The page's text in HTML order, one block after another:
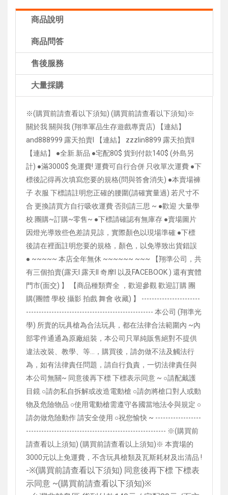
商品說明
商品問答
售後服務
大量採購
※(購買前請查看以下須知) (購買前請查看以下須知)※
關於我 關與我 (翔準軍品生存遊戲專賣店) 【連結】
and888999 露天拍賣I 【連結】 zzzlin8899 露天拍賣II
【連結】 ●全新.新品 ●宅配80$ 貨到付款140$ (外島另
計) ●滿3000$ 免運費! 運費可自行合併 只收單次運費 ●下
標後記得再次填寫您要的規格(問與答會消失) ●本賣場褲
子 衣服 下標請註明您正確的腰圍(請確實量過) 若尺寸不
合 更換請買方自行吸收運費 否則請三思 ~ ●歡迎 大量學
校.團購~訂購~零售~ ●下標請確認有無庫存 ●賣場圖片
因燈光導致些色差請見諒，實際顏色以現場準確 ●下標
後請在裡面註明您要的規格，顏色，以免導致出貨錯誤
● ~~~~~ 本店全年無休 ~~~~~~ ~~~ 【翔準公司，共
有三個拍賣(露天I 露天II 奇摩I 以及FACEBOOK ) 還有實體
門市(面交) 】 【商品種類齊全 ，歡迎參觀 歡迎訂購 團
購(團體 學校 攝影 拍戲 舞會 收藏) 】 -----------------------
-------------------------------------------------- 本公司 (翔準光
學) 所賣的玩具槍為合法玩具，都在法律合法範圍內 ~內
部零件通通為原廠組裝，本公司只單純販售絕對不提供
違法改裝、教學、等…，購買後，請勿做不法及觸法行
為，如有法律責任問題，請自行負責，一切法律責任與
本公司無關~ 同意後再下標 下標表示同意 ~ ○請配戴護
目鏡 ○請勿私自拆解或改造電動槍 ○請勿將槍口對人或動
物及危險物品 ○使用電動槍需遵守各國當地法令與規定 ○
請勿做危險動作 請安全使用 ○祝您愉快 ~ ------------------
------------------------------------------------------- ※(購買前
請查看以上須知) (購買前請查看以上須知)※ 本賣場的
3000元以上免運費，不含玩具槍類及瓦斯耗材及出清品 !
-※(購買前請查看以下須知) 同意後再下標 下標表
示同意 ~(購買前請查看以下須知)※